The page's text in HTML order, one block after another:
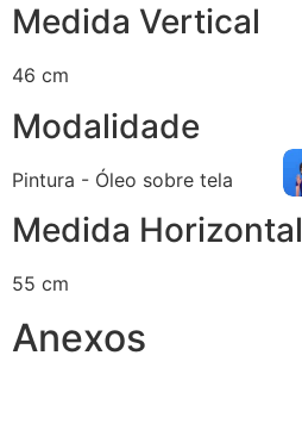
Medida Vertical
46 cm
Modalidade
Pintura - Óleo sobre tela
Medida Horizontal
55 cm
Anexos